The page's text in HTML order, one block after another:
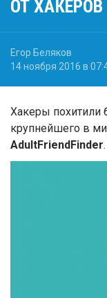
ОТ ХАКЕРОВ
Егор Беляков
14 ноября 2016 в
Хакеры похитили
крупнейшего в
AdultFriendFinder.